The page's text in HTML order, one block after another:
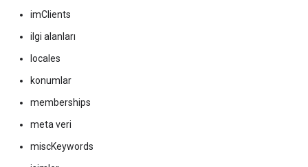
imClients
ilgi alanları
locales
konumlar
memberships
meta veri
miscKeywords